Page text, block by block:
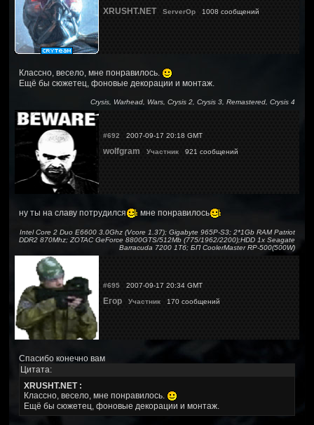
XRUSHT.NET ServerOp 1008 сообщений
Классно, весело, мне понравилось.
Ещё бы сюжетец, фоновые декорации и монтаж.
Crysis, Warhead, Wars, Crysis 2, Crysis 3, Remastered, Crysis 4
#692 2007-09-17 20:18 GMT
wolfgram Участник 921 сообщений
ну ты на славу потрудился мне понравилось
Intel Core 2 Duo E6600 3.0Ghz (Vcore 1.37); Gigabyte 965P-S3; 2*1Gb RAM Patriot
DDR2 870Mhz; ZOTAC GeForce 8800GTS/512Mb (775/1962/2200);HDD 1x Seagate
Barracuda 7200 1Тб; БП CoolerMaster RP-500(500W)
#695 2007-09-17 20:34 GMT
Егор Участник 170 сообщений
Спасибо конечно вам
Цитата:
XRUSHT.NET :
Классно, весело, мне понравилось.
Ещё бы сюжетец, фоновые декорации и монтаж.